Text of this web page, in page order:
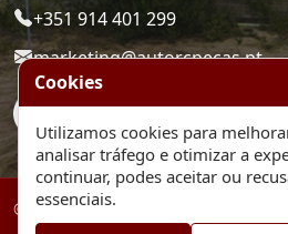
+351 914 401 299
marketing@autorcpecas.pt
© 2026 Auto RC Pecas. Plataforma
Cookies
Utilizamos cookies para
analisar tráfego e otimizar a
continuar, podes aceitar ou
essenciais.